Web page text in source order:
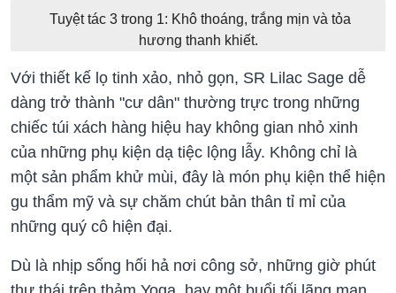
Tuyệt tác 3 trong 1: Khô thoáng, trắng mịn và tỏa
hương thanh khiết.
Với thiết kế lọ tinh xảo, nhỏ gọn, SR Lilac Sage dễ
dàng trở thành "cư dân" thường trực trong những
chiếc túi xách hàng hiệu hay không gian nhỏ xinh
của những phụ kiện dạ tiệc lộng lẫy. Không chỉ là
một sản phẩm khử mùi, đây là món phụ kiện thể hiện
gu thẩm mỹ và sự chăm chút bản thân tỉ mỉ của
những quý cô hiện đại.
Dù là nhịp sống hối hả nơi công sở, những giờ phút